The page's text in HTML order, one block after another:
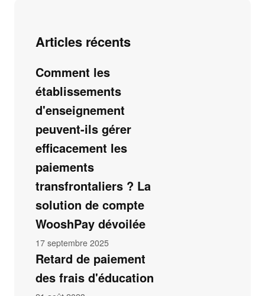
Articles récents
Comment les
établissements
d'enseignement
peuvent-ils gérer
efficacement les
paiements
transfrontaliers ? La
solution de compte
WooshPay dévoilée
17 septembre 2025
Retard de paiement
des frais d'éducation